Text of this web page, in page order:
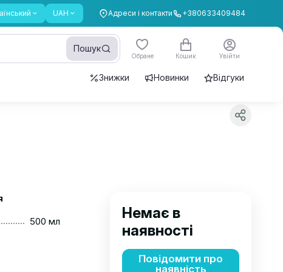
UAH Адреси і контакти +380633409484
Пошук
Обране Кошик Увійти
Знижки Новинки Відгуки
500 мл
Немає в
наявності
Повідомити про
наявність